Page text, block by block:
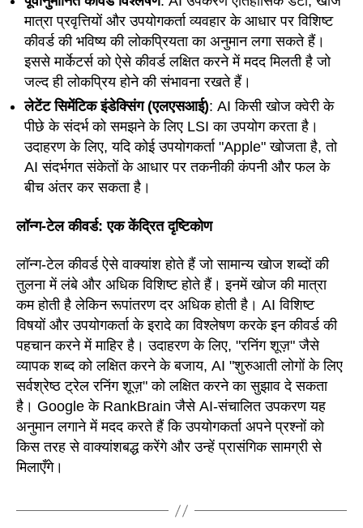
मात्रा प्रवृत्तियों और उपयोगकर्ता व्यवहार के आधार पर विशिष्ट
कीवर्ड की भविष्य की लोकप्रियता का अनुमान लगा सकते हैं।
इससे मार्केटर्स को ऐसे कीवर्ड लक्षित करने में मदद मिलती है जो
जल्द ही लोकप्रिय होने की संभावना रखते हैं।
लेटेंट सिमेंटिक इंडेक्सिंग (एलएसआई): AI किसी खोज क्वेरी के
पीछे के संदर्भ को समझने के लिए LSI का उपयोग करता है।
उदाहरण के लिए, यदि कोई उपयोगकर्ता "Apple" खोजता है, तो
AI संदर्भगत संकेतों के आधार पर तकनीकी कंपनी और फल के
बीच अंतर कर सकता है।
लॉन्ग-टेल कीवर्ड: एक केंद्रित दृष्टिकोण
लॉन्ग-टेल कीवर्ड ऐसे वाक्यांश होते हैं जो सामान्य खोज शब्दों की
तुलना में लंबे और अधिक विशिष्ट होते हैं। इनमें खोज की मात्रा
कम होती है लेकिन रूपांतरण दर अधिक होती है। AI विशिष्ट
विषयों और उपयोगकर्ता के इरादे का विश्लेषण करके इन कीवर्ड की
पहचान करने में माहिर है। उदाहरण के लिए, "रनिंग शूज़" जैसे
व्यापक शब्द को लक्षित करने के बजाय, AI "शुरुआती लोगों के लिए
सर्वश्रेष्ठ ट्रेल रनिंग शूज़" को लक्षित करने का सुझाव दे सकता
है। Google के RankBrain जैसे AI-संचालित उपकरण यह
अनुमान लगाने में मदद करते हैं कि उपयोगकर्ता अपने प्रश्नों को
किस तरह से वाक्यांशबद्ध करेंगे और उन्हें प्रासंगिक सामग्री से
मिलाएँगे।